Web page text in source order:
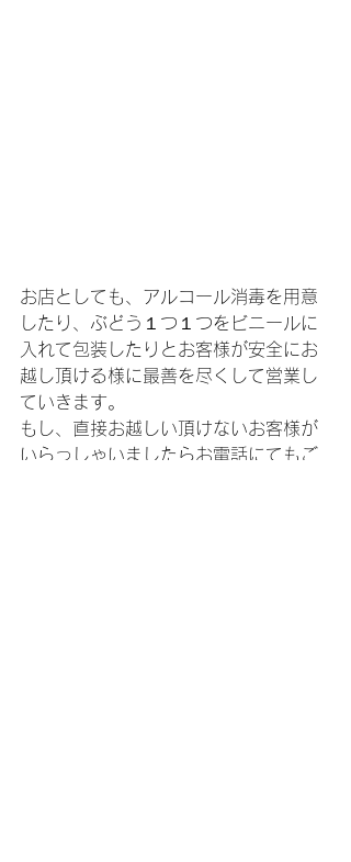
お店としても、アルコール消毒を用意
したり、ぶどう１つ１つをビニールに
入れて包装したりとお客様が安全にお
越し頂ける様に最善を尽くして営業し
ていきます。
もし、直接お越しい頂けないお客様が
いらっしゃいましたらお電話にてもご